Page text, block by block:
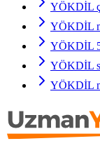
YÖKDİL
YÖKDİL
YÖKDİL
YÖKDİL
YÖKDİL